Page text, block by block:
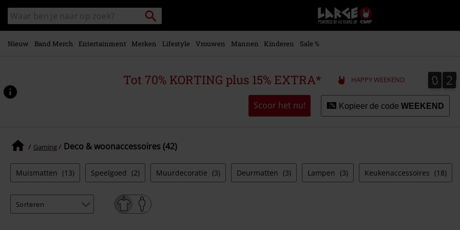
naar
hoofdinhoud
Zoek
in
catalogus
Packstation
zoeken
Large
–
Muziek-,
+
kleding
Nieuw Band Merch Entertainment Merken Lifestyle Vrouwen Mannen Kinderen Sale %
Tot 70% KORTING plus 15% EXTRA* HAPPY WEEKEND 0
0 2
2
Scoor het nu! Kopieer de code WEEKEND
Gaming Deco & woonaccessoires (42)
Muismatten (13) Speelgoed (2) Muurdecoratie (3) Deurmatten (3) Lampen (3) Keukenaccessoires (18)